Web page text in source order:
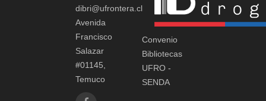
dibri@ufrontera.cl
Avenida
Francisco
Salazar
#01145,
Temuco
Convenio
Bibliotecas
UFRO -
SENDA